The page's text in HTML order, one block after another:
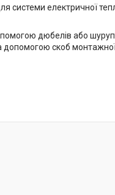
системи електричної
дюбелів або
допомогою скоб монтажної